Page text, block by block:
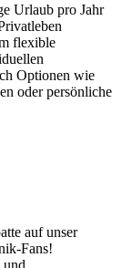
Urlaub pro Jahr
flexible
Optionen wie
oder persönliche
auf unser
Fans!
und